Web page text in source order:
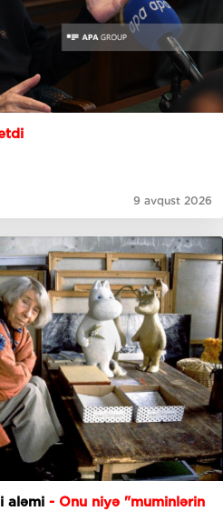
9 avqust 2026
aləmi - Onu niyə "muminlərin